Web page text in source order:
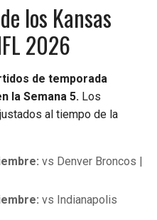
los Kansas
2026
de temporada
la Semana 5. Los
al tiempo de la
vs Denver Broncos |
vs Indianapolis